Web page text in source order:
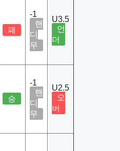
패
-1
핸
디
무
U3.5
언
더
승
-1
핸
디
무
U2.5
오
버